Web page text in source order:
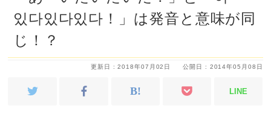
있다있다있다！」は発音と意味が同
じ！？
公開日 : 2014年05月08日
更新日 : 2018年07月02日
LINE